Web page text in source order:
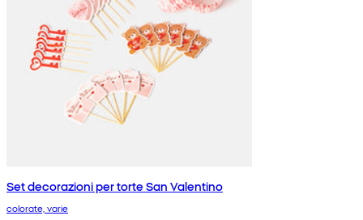
Set decorazioni per torte San Valentino
colorate, varie